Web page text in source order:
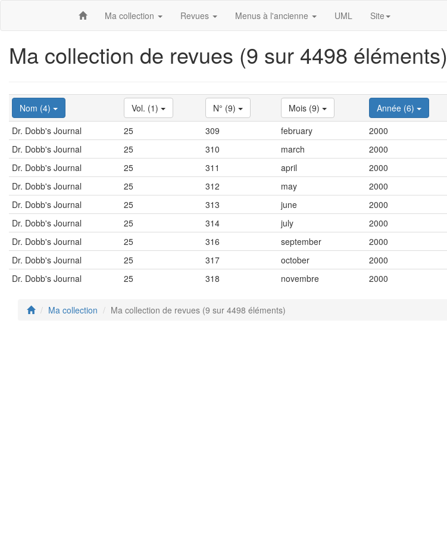
Ma collection Revues Menus à l'ancienne UML Site
Ma collection de revues (9 sur 4498 éléments)
Nom (4) Vol. (1) N° (9) Mois (9) Année (6)
Dr. Dobb's Journal
25 309 february 2000
Dr. Dobb's Journal
25 310 march 2000
Dr. Dobb's Journal
25 311 april 2000
Dr. Dobb's Journal
25 312 may 2000
Dr. Dobb's Journal
25 313 june 2000
Dr. Dobb's Journal
25 314 july 2000
Dr. Dobb's Journal
25 316 september 2000
Dr. Dobb's Journal
25 317 october 2000
Dr. Dobb's Journal
25 318 novembre 2000
Ma collection Ma collection de revues (9 sur 4498 éléments)